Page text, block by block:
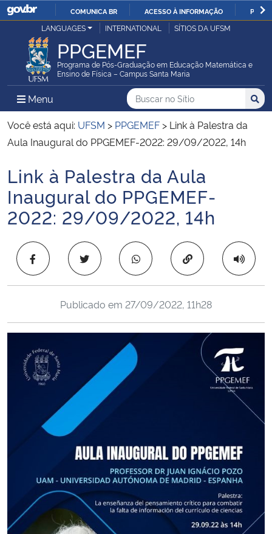
IR
PARA
O
CONTEÚDO
COMUNICA BR ACESSO À INFORMAÇÃO
Ministério da Justiça e Segurança Pública
Ministério da Defesa
Ministério das Relações Exteriores
Ministério da Infraestrutura
Ministério da Agricultura, Pecuária e Abastecimento
Ministério da Educação
Ministério de Minas e Energia
Ministério da Ciência, Tecnologia, Inovações e Comunicações
Ministério do Meio Ambiente
Ministério do Desenvolvimento Regional
Controladoria-Geral da União
LANGUAGES INTERNATIONAL SÍTIOS DA UFSM
PPGEMEF
Programa de Pós-Graduação em Educação Matemática e
Ensino de Física – Campus Santa Maria
Menu Menu Principal do Sítio
Busca
Buscar no no Sítio
Busca:
Você está aqui: UFSM > PPGEMEF > Link à Palestra da
Aula Inaugural do PPGEMEF-2022: 29/09/2022, 14h
Início do conteúdo
Link à Palestra da Aula
Inaugural do PPGEMEF-
2022: 29/09/2022, 14h
Copiar para área
Publicado em 27/09/2022, 11h28